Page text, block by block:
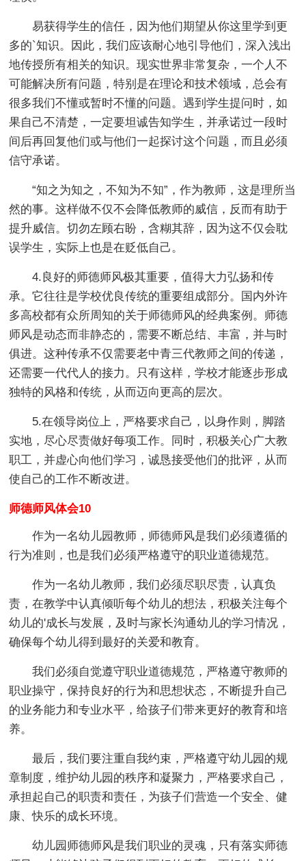
易获得学生的信任，因为他们期望从你这里学到更
多的`知识。因此，我们应该耐心地引导他们，深入浅出
地传授所有相关的知识。现实世界非常复杂，一个人不
可能解决所有问题，特别是在理论和技术领域，总会有
很多我们不懂或暂时不懂的问题。遇到学生提问时，如
果自己不清楚，一定要坦诚告知学生，并承诺过一段时
间后再回复他们或与他们一起探讨这个问题，而且必须
信守承诺。
“知之为知之，不知为不知”，作为教师，这是理所当
然的事。这样做不仅不会降低教师的威信，反而有助于
提升威信。切勿左顾右盼，含糊其辞，因为这不仅会耽
误学生，实际上也是在贬低自己。
4.良好的师德师风极其重要，值得大力弘扬和传
承。它往往是学校优良传统的重要组成部分。国内外许
多高校都有众所周知的关于师德师风的经典案例。师德
师风是动态而非静态的，需要不断总结、丰富，并与时
俱进。这种传承不仅需要老中青三代教师之间的传递，
还需要一代代人的接力。只有这样，学校才能逐步形成
独特的风格和传统，从而迈向更高的层次。
5.在领导岗位上，严格要求自己，以身作则，脚踏
实地，尽心尽责做好每项工作。同时，积极关心广大教
职工，并虚心向他们学习，诚恳接受他们的批评，从而
使自己的工作不断改进。
师德师风体会10
作为一名幼儿园教师，师德师风是我们必须遵循的
行为准则，也是我们必须严格遵守的职业道德规范。
作为一名幼儿教师，我们必须尽职尽责，认真负
责，在教学中认真倾听每个幼儿的想法，积极关注每个
幼儿的'成长与发展，及时与家长沟通幼儿的学习情况，
确保每个幼儿得到最好的关爱和教育。
我们必须自觉遵守职业道德规范，严格遵守教师的
职业操守，保持良好的行为和思想状态，不断提升自己
的业务能力和专业水平，给孩子们带来更好的教育和培
养。
最后，我们要注重自我约束，严格遵守幼儿园的规
章制度，维护幼儿园的秩序和凝聚力，严格要求自己，
承担起自己的职责和责任，为孩子们营造一个安全、健
康、快乐的成长环境。
幼儿园师德师风是我们职业的灵魂，只有落实师德